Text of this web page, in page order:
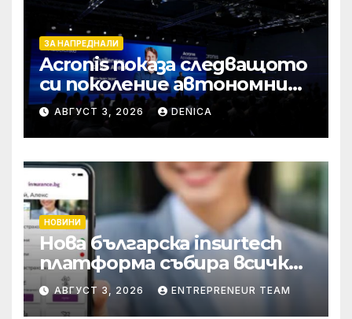
ЗА НАПРЕДНАЛИ
Acronis показа следващото
си поколение автономни
услуги
АВГУСТ 3, 2026 DENICA
НОВИНИ
Нова българска insurtech
платформа събира всички
застраховки на едно
място
АВГУСТ 3, 2026 ENTREPRENEUR TEAM